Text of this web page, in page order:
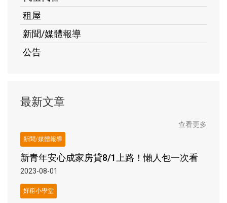
租屋
新聞/媒體報導
公告
最新文章
查看更多
新聞/媒體報導
新青年安心成家房貸8/1上路！懶人包一次看
2023-08-01
好租小學堂